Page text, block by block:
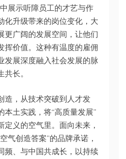
展示听障员工的才艺与作
化升级带来的岗位变化，大
更广阔的发展空间，让他们
挥价值。这种有温度的雇佣
发展深度融入社会发展的脉
长。
造，从技术突破到人才发
本土实践，将“高质量发展”
定义的空气里。面向未来，
气创造答案”的品牌承诺，
频、与中国共成长，以持续